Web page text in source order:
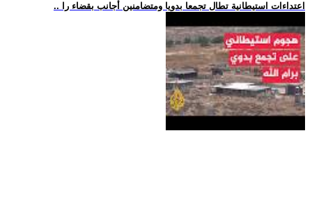
.. اعتداءات استيطانية تطال تجمعا بدويا ومتضامنين أجانب بقضاء را